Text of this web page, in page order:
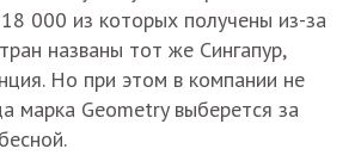
000 из которых получены из-за
названы тот же Сингапур,
Но при этом в компании не
марка Geometry выберется за